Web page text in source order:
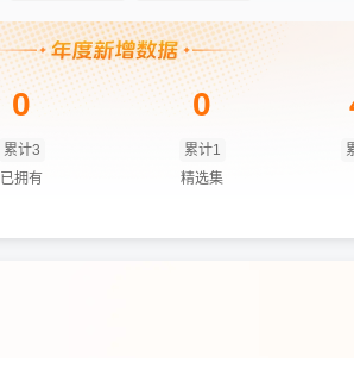
0
累计3
已拥有
0
累计1
精选集